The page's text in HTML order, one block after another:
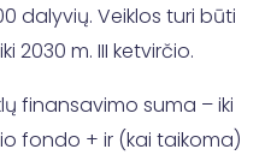
dalyvių. Veiklos turi būti
2030 m. III ketvirčio.
finansavimo suma – iki
fondo + ir (kai taikoma)